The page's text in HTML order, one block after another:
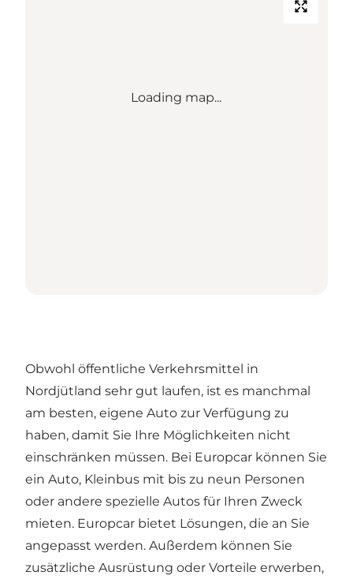
Loading map...
Obwohl öffentliche Verkehrsmittel in
Nordjütland sehr gut laufen, ist es manchmal
am besten, eigene Auto zur Verfügung zu
haben, damit Sie Ihre Möglichkeiten nicht
einschränken müssen. Bei Europcar können Sie
ein Auto, Kleinbus mit bis zu neun Personen
oder andere spezielle Autos für Ihren Zweck
mieten. Europcar bietet Lösungen, die an Sie
angepasst werden. Außerdem können Sie
zusätzliche Ausrüstung oder Vorteile erwerben,